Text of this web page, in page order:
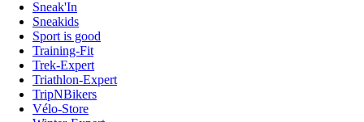
Sneak'In
Sneakids
Sport is good
Training-Fit
Trek-Expert
Triathlon-Expert
TripNBikers
Vélo-Store